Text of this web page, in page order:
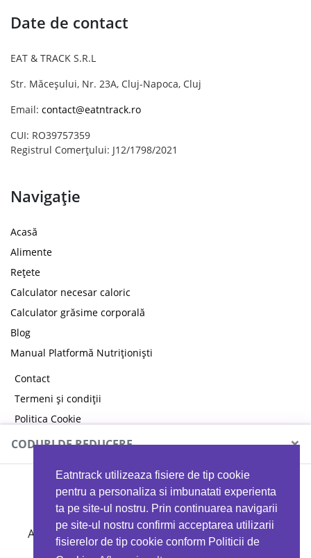
Eatntrack utilizeaza fisiere de tip cookie
pentru a personaliza si imbunatati experienta
ta pe site-ul nostru. Prin continuarea navigarii
pe site-ul nostru confirmi acceptarea utilizarii
fisierelor de tip cookie conform Politicii de
Date de contact
EAT & TRACK S.R.L
Str. Măceșului, Nr. 23A, Cluj-Napoca, Cluj
Email: contact@eatntrack.ro
CUI: RO39757359
Registrul Comerțului: J12/1798/2021
Navigație
Acasă
Alimente
Rețete
Calculator necesar caloric
Calculator grăsime corporală
Blog
Manual Platformă Nutriționiști
Contact
Termeni și condiții
Politica Cookie
Politica de confidențialitate
CODURI DE REDUCERE ×
MYPROTEIN
Ai 40%reducere la orice comandă folosind codul
EATTRACK